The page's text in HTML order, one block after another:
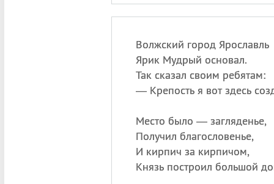
Волжский город Ярославль
Ярик Мудрый основал.
Так сказал своим ребятам:
— Крепость я вот здесь
Место было — загляденье,
Получил благословенье,
И кирпич за кирпичом,
Князь построил большой